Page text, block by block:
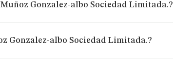
Gonzalez-albo Sociedad Limitada.?
Gonzalez-albo Sociedad Limitada.?